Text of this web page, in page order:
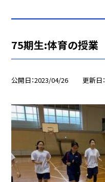
75期生:体育の授業
公開日 2023/04/26 更新日